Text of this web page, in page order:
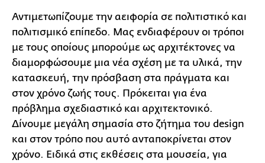
Αντιμετωπίζουμε την αειφορία σε πολιτιστικό και
πολιτισμικό επίπεδο. Μας ενδιαφέρουν οι τρόποι
με τους οποίους μπορούμε ως αρχιτέκτονες να
διαμορφώσουμε μια νέα σχέση με τα υλικά, την
κατασκευή, την πρόσβαση στα πράγματα και
στον χρόνο ζωής τους. Πρόκειται για ένα
πρόβλημα σχεδιαστικό και αρχιτεκτονικό.
Δίνουμε μεγάλη σημασία στο ζήτημα του design
και στον τρόπο που αυτό ανταποκρίνεται στον
χρόνο. Ειδικά στις εκθέσεις στα μουσεία, για